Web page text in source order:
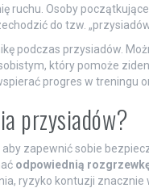
ruchu. Osoby
do tzw. „przysiadów
podczas przysiadów.
który pomoże
progres w treningu
przysiadów?
zapewnić sobie
odpowiednią
ryzyko kontuzji